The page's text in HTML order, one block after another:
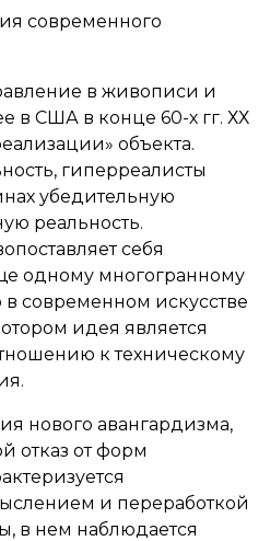
современного
в живописи и
в США в конце 60-х гг. ХХ
объекта.
гиперреалисты
убедительную
реальность.
себя
одному многогранному
современном искусстве
идея является
к техническому
нового авангардизма,
отказ от форм
и переработкой
в нем наблюдается